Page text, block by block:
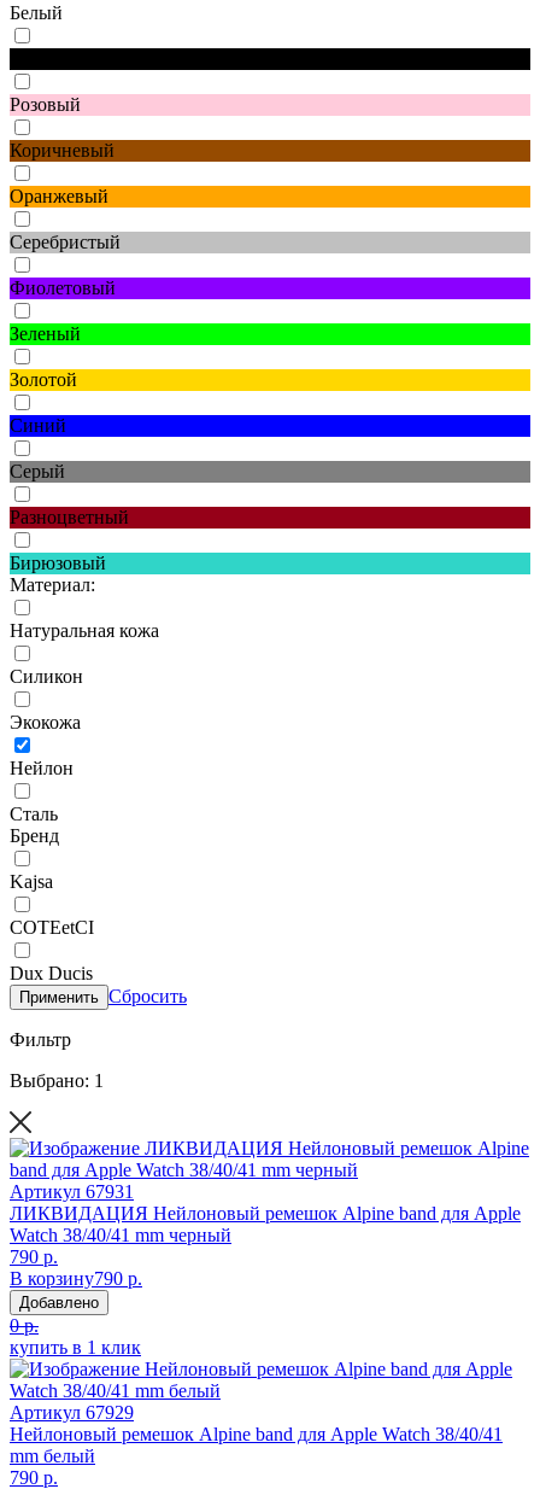
Белый
Розовый
Коричневый
Оранжевый
Серебристый
Фиолетовый
Зеленый
Золотой
Синий
Серый
Разноцветный
Бирюзовый
Материал:
Натуральная кожа
Силикон
Экокожа
Нейлон
Сталь
Бренд
Kajsa
COTEetCI
Dux Ducis
Применить Сбросить
Фильтр
Выбрано: 1
Артикул 67931
ЛИКВИДАЦИЯ Нейлоновый ремешок Alpine band для Apple
Watch 38/40/41 mm черный
790 р.
В корзину790 р.
Добавлено
0 р.
купить в 1 клик
Артикул 67929
Нейлоновый ремешок Alpine band для Apple Watch 38/40/41
mm белый
790 р.